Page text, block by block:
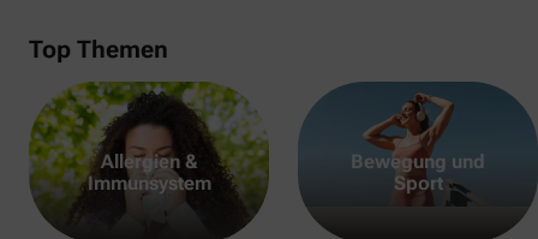
Top Themen
Allergien &
Immunsystem
Bewegung und
Sport